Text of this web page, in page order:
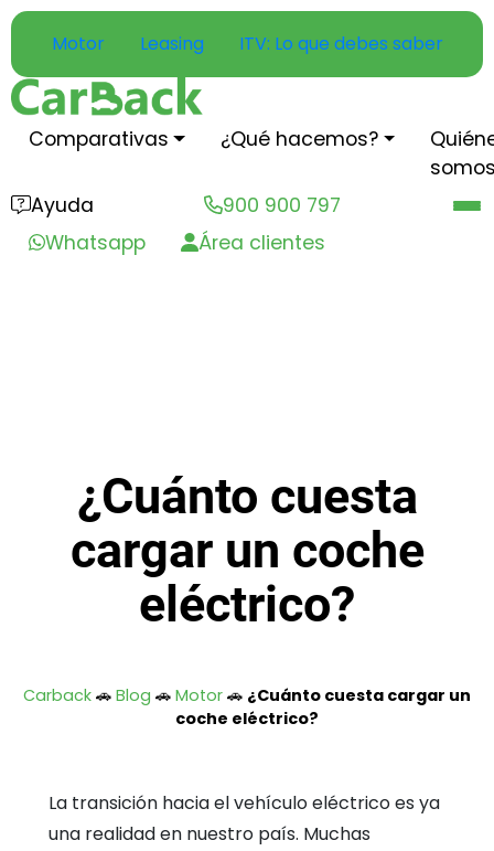
Comparativas ¿Qué hacemos?
900 900 797
Ayuda
Whatsapp
Área clientes
Motor Leasing ITV: Lo que debes saber
¿Cuánto cuesta
cargar un coche
eléctrico?
Carback 🚗 Blog 🚗 Motor 🚗 ¿Cuánto cuesta cargar un
coche eléctrico?
La transición hacia el vehículo eléctrico es ya
una realidad en nuestro país. Muchas